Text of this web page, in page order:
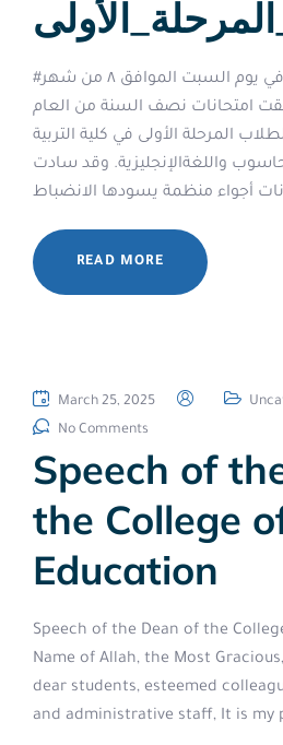
#امتحانات_المرحلة_الأولى في يوم السبت الموافق ٨ من شهر
انطلقت امتحانات نصف السنة من العام
2024-2025 لطلاب المرحلة الأولى في كلية التربية
واللغةالإنجليزية. وقد سادت
READ MORE
March 25, 2025
No Comments
Speech of
the College
Education
Speech of the Dean of the
Name of Allah, the Most
dear students, esteemed
and administrative staff, It is my